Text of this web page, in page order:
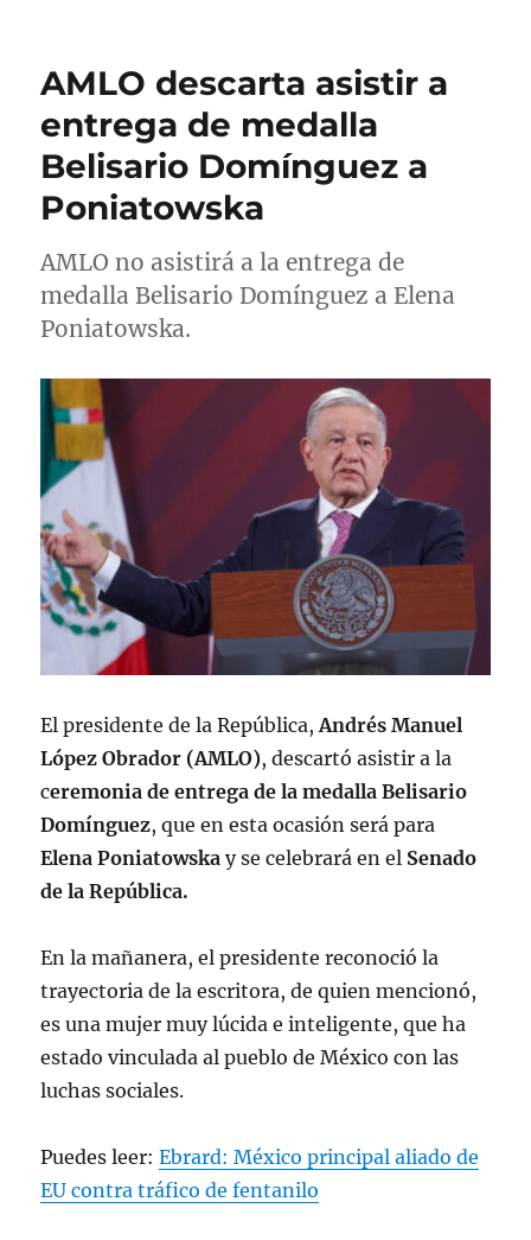
c
d
o
e
o
a
s
AMLO descarta asistir a
entrega de medalla
Belisario Domínguez a
Poniatowska
AMLO no asistirá a la entrega de
medalla Belisario Domínguez a Elena
Poniatowska.
El presidente de la República,Andrés Manuel
López Obrador (AMLO), descartó asistir a la
ceremonia de entrega de la medalla Belisario
Domínguez, que en esta ocasión será para
Elena Poniatowska y se celebrará en el Senado
de la República.
En la mañanera, el presidente reconoció la
trayectoria de la escritora, de quien mencionó,
es una mujer muy lúcida e inteligente, que ha
estado vinculada al pueblo de México con las
luchas sociales.
Puedes leer:Ebrard: México principal aliado de
EU contra tráfico de fentanilo